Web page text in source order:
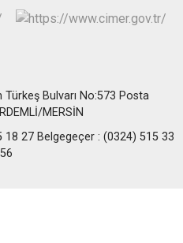
Bulvarı No:573 Posta
MERSİN
27 Belgegeçer : (0324) 515 33
56